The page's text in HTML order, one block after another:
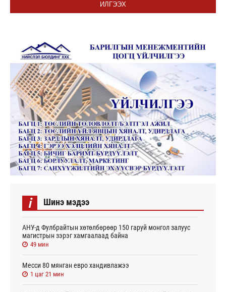
ИЛГЭЭХ
i Шинэ мэдээ
АНУ-д Фулбрайтын хөтөлбөрөөр 150 гаруй монгол залуус
магистрын зэрэг хамгаалаад байна
49 мин
Месси 80 мянган евро хандивлажээ
1 цаг 21 мин